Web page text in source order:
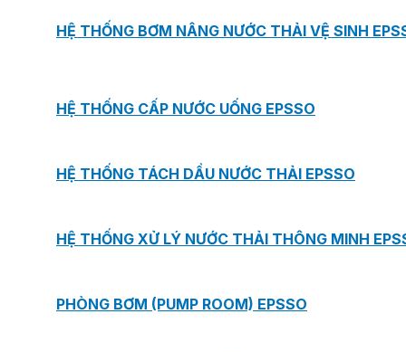
HỆ THỐNG BƠM NÂNG NƯỚC THẢI VỆ SINH
HỆ THỐNG CẤP NƯỚC UỐNG EPSSO
HỆ THỐNG TÁCH DẦU NƯỚC THẢI EPSSO
HỆ THỐNG XỬ LÝ NƯỚC THẢI THÔNG MINH
PHÒNG BƠM (PUMP ROOM) EPSSO